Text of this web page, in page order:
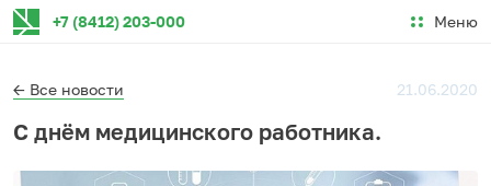
+7 (8412) 203-000 Меню
← Все новости 21.06.2020
С днём медицинского работника.